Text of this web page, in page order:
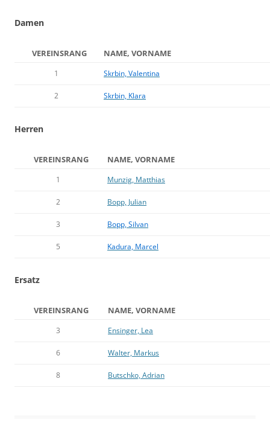
Damen
VEREINSRANG NAME, VORNAME
1 Skrbin, Valentina
2 Skrbin, Klara
Herren
VEREINSRANG NAME, VORNAME
1 Munzig, Matthias
2 Bopp, Julian
3 Bopp, Silvan
5 Kadura, Marcel
Ersatz
VEREINSRANG NAME, VORNAME
3 Ensinger, Lea
6 Walter, Markus
8 Butschko, Adrian